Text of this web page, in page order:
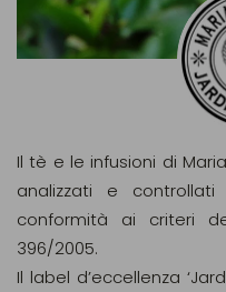
Il tè e le infusioni di
analizzati e
conformità ai criteri
396/2005.
Il label d’eccellenza